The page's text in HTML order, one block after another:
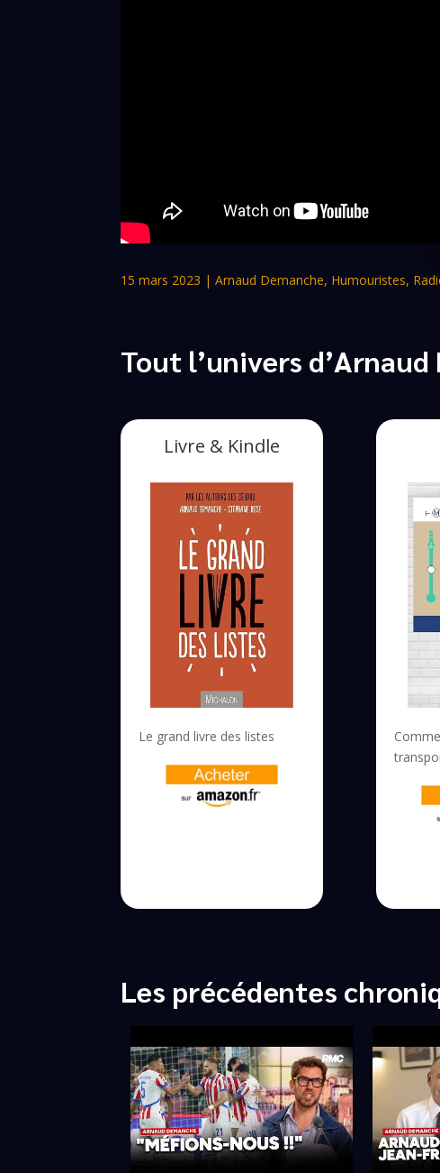
15 mars 2023 |Arnaud Demanche, Humouristes,
Tout l’univers d’Arnaud
Livre & Kindle
Le grand livre des listes
Les précédentes